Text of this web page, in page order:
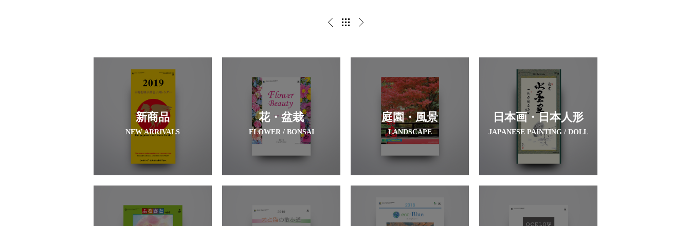
新商品
NEW ARRIVALS
花・盆栽
FLOWER / BONSAI
庭園・風景
LANDSCAPE
日本画・日本人形
JAPANESE PAINTING / DOLL